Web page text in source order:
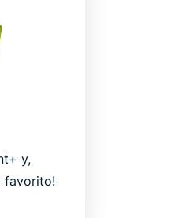
y,
favorito!